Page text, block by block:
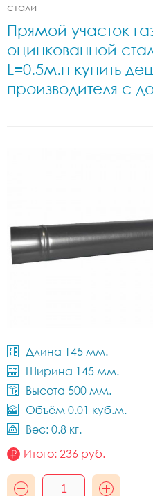
стали
Прямой участок
оцинкованной
L=0.5м.п купить
производителя с
Длина 145 мм.
Ширина 145 мм.
Высота 500 мм.
Объём 0.01 куб.м.
Вес: 0.8 кг.
Итого: 236 руб.